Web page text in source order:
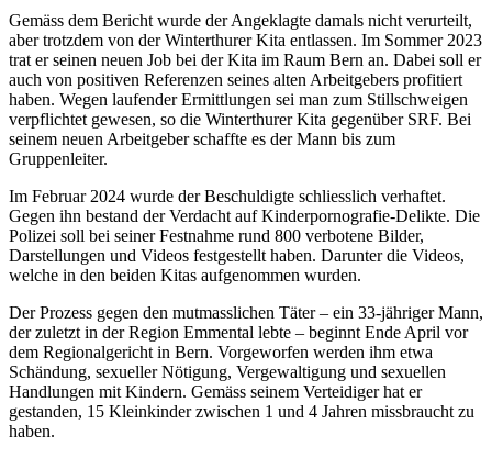
Gemäss dem Bericht wurde der Angeklagte damals nicht verurteilt,
aber trotzdem von der Winterthurer Kita entlassen. Im Sommer 2023
trat er seinen neuen Job bei der Kita im Raum Bern an. Dabei soll er
auch von positiven Referenzen seines alten Arbeitgebers profitiert
haben. Wegen laufender Ermittlungen sei man zum Stillschweigen
verpflichtet gewesen, so die Winterthurer Kita gegenüber SRF. Bei
seinem neuen Arbeitgeber schaffte es der Mann bis zum
Gruppenleiter.
Im Februar 2024 wurde der Beschuldigte schliesslich verhaftet.
Gegen ihn bestand der Verdacht auf Kinderpornografie-Delikte. Die
Polizei soll bei seiner Festnahme rund 800 verbotene Bilder,
Darstellungen und Videos festgestellt haben. Darunter die Videos,
welche in den beiden Kitas aufgenommen wurden.
Der Prozess gegen den mutmasslichen Täter – ein 33-jähriger Mann,
der zuletzt in der Region Emmental lebte – beginnt Ende April vor
dem Regionalgericht in Bern. Vorgeworfen werden ihm etwa
Schändung, sexueller Nötigung, Vergewaltigung und sexuellen
Handlungen mit Kindern. Gemäss seinem Verteidiger hat er
gestanden, 15 Kleinkinder zwischen 1 und 4 Jahren missbraucht zu
haben.